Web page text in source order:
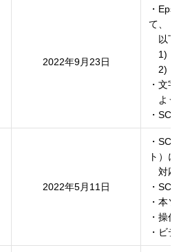
2022年9月23日
・
て、
以下
1)
2)
・文
よう
・
2022年5月11日
・
ト）に
対応
・SC-
・本
・操
・ビ